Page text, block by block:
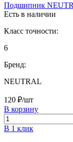
Подшипник
Есть в наличии
Класс точности:
6
Бренд:
NEUTRAL
120 ₽/шт
В корзину
В 1 клик